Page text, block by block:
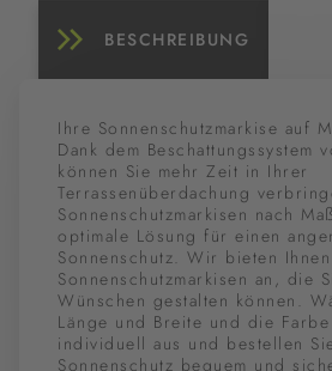
BESCHREIBUNG
Ihre Sonnenschutzmarkise auf
Dank dem Beschattungssystem
können Sie mehr Zeit in Ihrer
Terrassenüberdachung
Sonnenschutzmarkisen nach
optimale Lösung für einen
Sonnenschutz. Wir bieten
Sonnenschutzmarkisen an, die
Wünschen gestalten können.
Länge und Breite und die
individuell aus und bestellen
Sonnenschutz bequem und